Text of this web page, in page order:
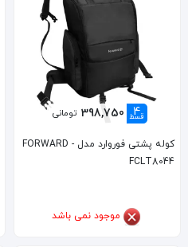
4
قسط 398,750 تومانی
کوله پشتی فوروارد مدل FORWARD -
FCLT8044
موجود نمی باشد